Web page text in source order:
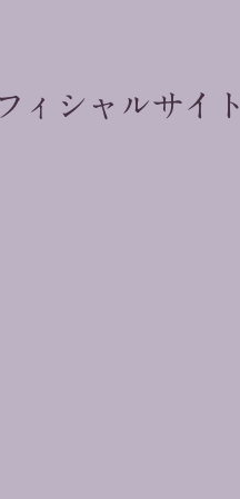
シャルサイト